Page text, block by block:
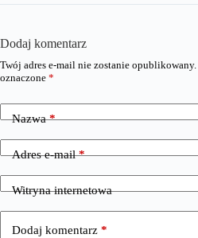
Dodaj komentarz
Twój adres e-mail nie zostanie opublikowany.
oznaczone *
Nazwa*
Adres e-mail*
Witryna internetowa
Dodaj komentarz *